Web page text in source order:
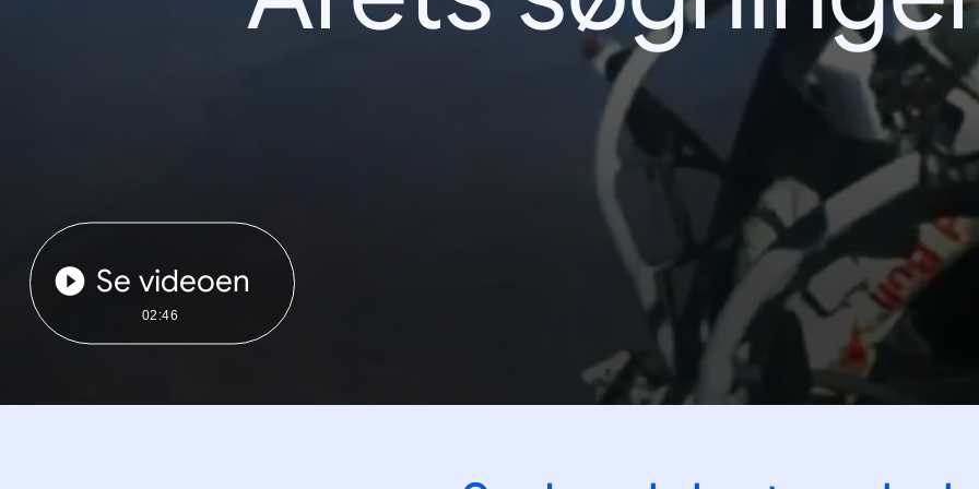
Se videoen
02:46